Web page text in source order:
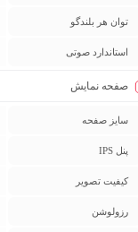
توان هر بلندگو
استاندارد صوتی
صفحه نمایش
سایز صفحه
پنل IPS
کیفیت تصویر
رزولوشن